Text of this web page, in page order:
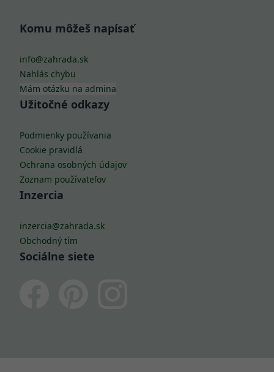
Komu môžeš napísať
info@zahrada.sk
Nahlás chybu
Mám otázku na admina
Užitočné odkazy
Podmienky používania
Cookie pravidlá
Ochrana osobných údajov
Zoznam používateľov
Inzercia
inzercia@zahrada.sk
Obchodný tím
Sociálne siete